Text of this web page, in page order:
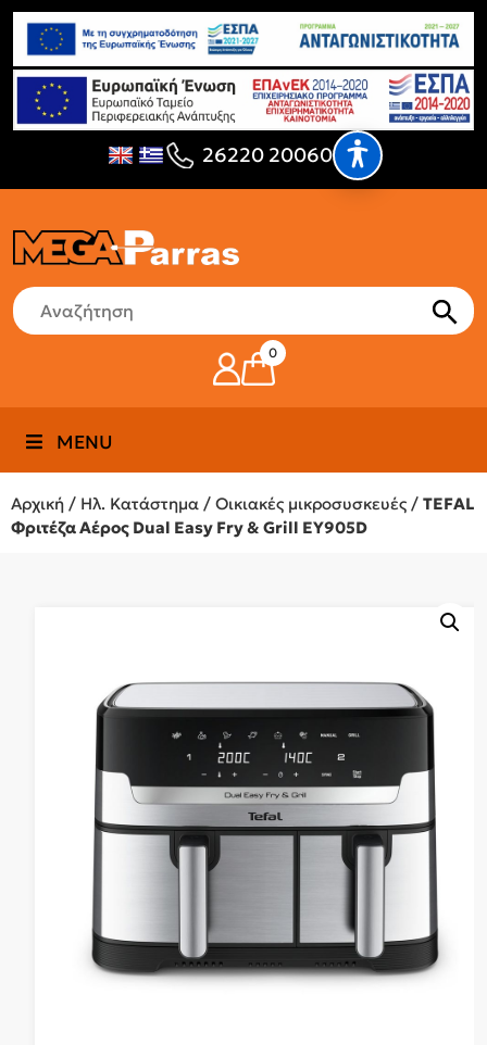
26220 20060
0
MENU
Αρχική / Ηλ. Κατάστημα / Οικιακές μικροσυσκευές / TEFAL
Φριτέζα Αέρος Dual Easy Fry & Grill EY905D